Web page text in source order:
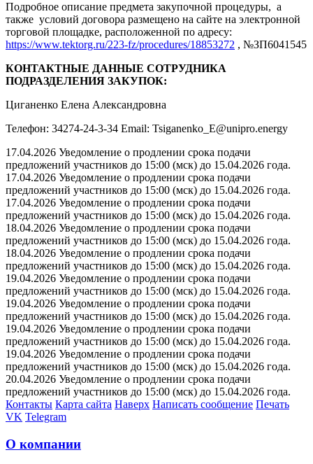
Подробное описание предмета закупочной процедуры, а
также условий договора размещено на сайте на электронной
торговой площадке, расположенной по адресу:
https://www.tektorg.ru/223-fz/procedures/18853272 , №ЗП6041545
КОНТАКТНЫЕ ДАННЫЕ СОТРУДНИКА
ПОДРАЗДЕЛЕНИЯ ЗАКУПОК:
Циганенко Елена Александровна
Телефон: 34274-24-3-34 Email: Tsiganenko_E@unipro.energy
17.04.2026 Уведомление о продлении срока подачи
предложений участников до 15:00 (мск) до 15.04.2026 года.
17.04.2026 Уведомление о продлении срока подачи
предложений участников до 15:00 (мск) до 15.04.2026 года.
17.04.2026 Уведомление о продлении срока подачи
предложений участников до 15:00 (мск) до 15.04.2026 года.
18.04.2026 Уведомление о продлении срока подачи
предложений участников до 15:00 (мск) до 15.04.2026 года.
18.04.2026 Уведомление о продлении срока подачи
предложений участников до 15:00 (мск) до 15.04.2026 года.
19.04.2026 Уведомление о продлении срока подачи
предложений участников до 15:00 (мск) до 15.04.2026 года.
19.04.2026 Уведомление о продлении срока подачи
предложений участников до 15:00 (мск) до 15.04.2026 года.
19.04.2026 Уведомление о продлении срока подачи
предложений участников до 15:00 (мск) до 15.04.2026 года.
19.04.2026 Уведомление о продлении срока подачи
предложений участников до 15:00 (мск) до 15.04.2026 года.
20.04.2026 Уведомление о продлении срока подачи
предложений участников до 15:00 (мск) до 15.04.2026 года.
Контакты Карта сайта Наверх Написать сообщение Печать
VK Telegram
О компании